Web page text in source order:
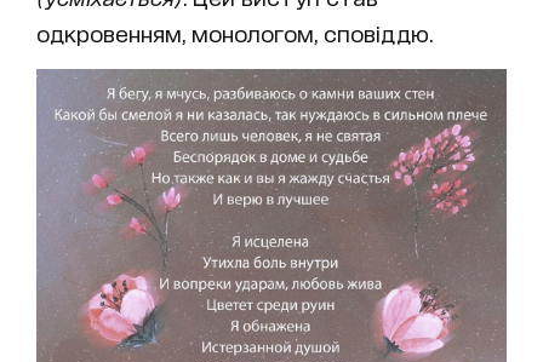
одкровенням, монологом, сповіддю.